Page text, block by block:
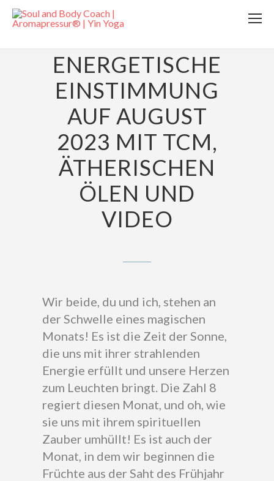
ENERGETISCHE
EINSTIMMUNG
AUF AUGUST
2023 MIT TCM,
ÄTHERISCHEN
ÖLEN UND
VIDEO
Wir beide, du und ich, stehen an
der Schwelle eines magischen
Monats! Es ist die Zeit der Sonne,
die uns mit ihrer strahlenden
Energie erfüllt und unsere Herzen
zum Leuchten bringt. Die Zahl 8
regiert diesen Monat, und oh, wie
sie uns mit ihrem spirituellen
Zauber umhüllt! Es ist auch der
Monat, in dem wir beginnen die
Früchte aus der Saht des Frühjahr